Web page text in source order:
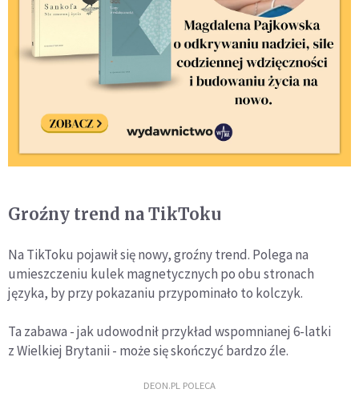
Groźny trend na TikToku
Na TikToku pojawił się nowy, groźny trend. Polega na
umieszczeniu kulek magnetycznych po obu stronach
języka, by przy pokazaniu przypominało to kolczyk.
Ta zabawa - jak udowodnił przykład wspomnianej 6-latki
z Wielkiej Brytanii - może się skończyć bardzo źle.
DEON.PL POLECA